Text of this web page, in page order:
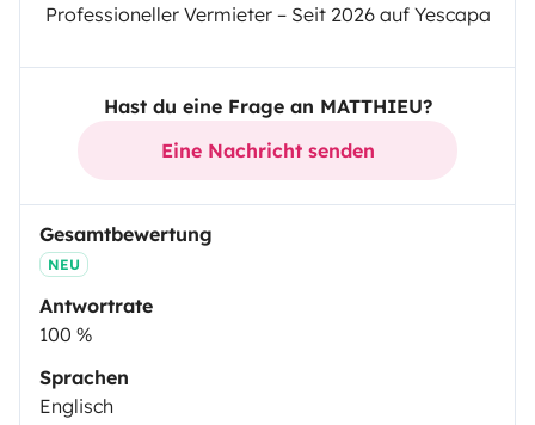
Professioneller Vermieter – Seit 2026 auf Yescapa
Hast du eine Frage an MATTHIEU?
Eine Nachricht senden
Gesamtbewertung
NEU
Antwortrate
100 %
Sprachen
Englisch